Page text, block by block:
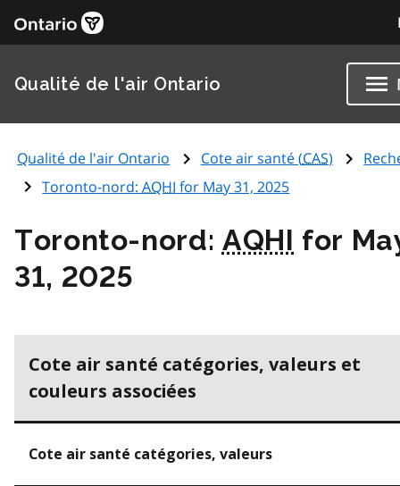
Qualité de l'air Ontario
Qualité de l'air Ontario Cote air santé (CAS)
Toronto-nord:AQHI for May 31, 2025
Toronto-nord: AQHI for
31, 2025
Cote air santé catégories, valeurs et
couleurs associées
Cote air santé catégories, valeurs